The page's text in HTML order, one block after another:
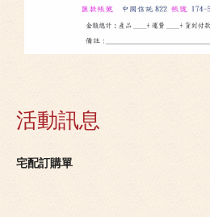
活動訊息
宅配訂購單